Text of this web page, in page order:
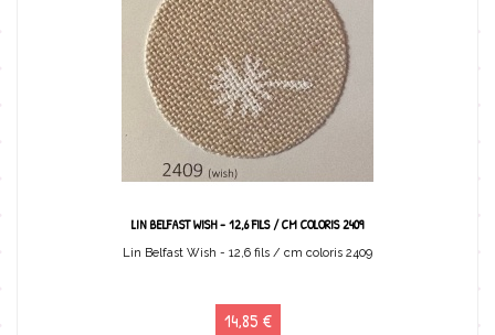
LIN BELFAST WISH - 12,6 FILS / CM COLORIS 2409
Lin Belfast Wish - 12,6 fils / cm coloris 2409
14,85 €